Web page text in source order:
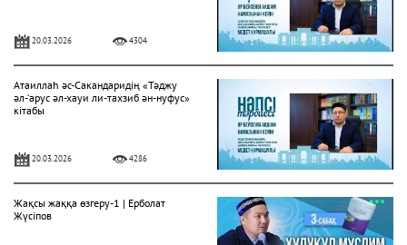
20.03.2026 4304
Атаиллаһ әс-Сакандаридің «Тәджу
әл-‘арус әл-хауи ли-тахзиб ән-нуфус»
кітабы
20.03.2026 4286
Жақсы жаққа өзгеру-1 | Ерболат
Жүсіпов